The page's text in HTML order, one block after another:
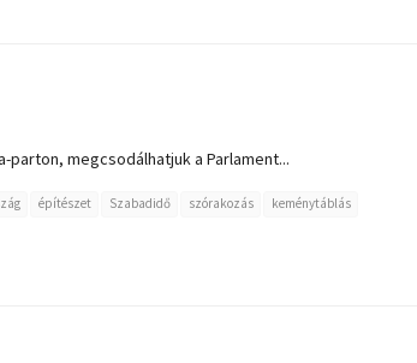
megcsodálhatjuk a Parlament...
építészet Szabadidő szórakozás
keménytáblás